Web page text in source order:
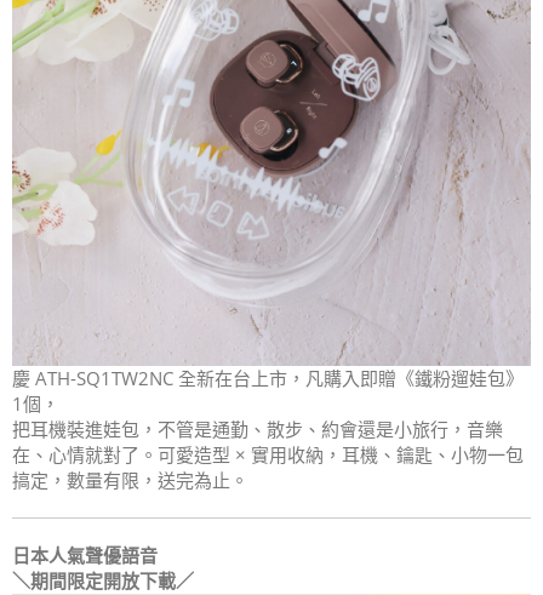
慶 ATH-SQ1TW2NC 全新在台上市，凡購入即贈《鐵粉遛娃包》
1個，
把耳機裝進娃包，不管是通勤、散步、約會還是小旅行，音樂
在、心情就對了。可愛造型 × 實用收納，耳機、鑰匙、小物一包
搞定，數量有限，送完為止。
日本人氣聲優語音
＼期間限定開放下載／